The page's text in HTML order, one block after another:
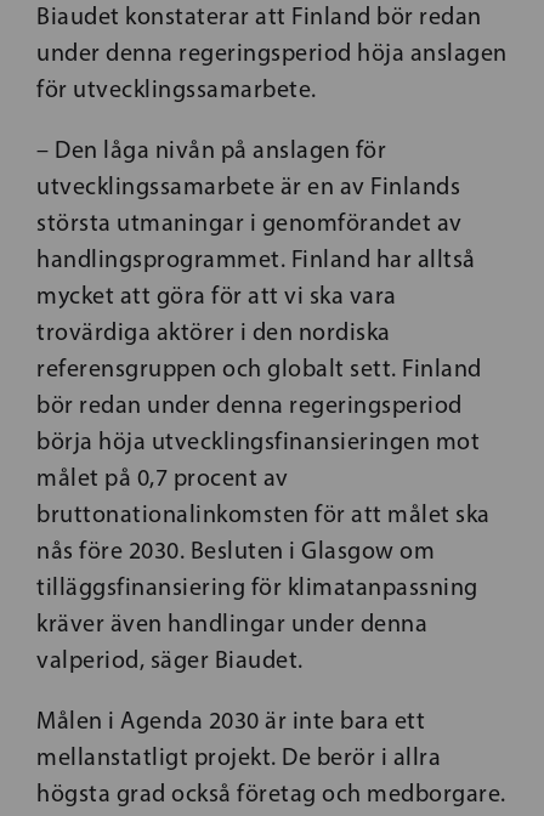
Biaudet konstaterar att Finland bör redan
under denna regeringsperiod höja anslagen
för utvecklingssamarbete.
– Den låga nivån på anslagen för
utvecklingssamarbete är en av Finlands
största utmaningar i genomförandet av
handlingsprogrammet. Finland har alltså
mycket att göra för att vi ska vara
trovärdiga aktörer i den nordiska
referensgruppen och globalt sett. Finland
bör redan under denna regeringsperiod
börja höja utvecklingsfinansieringen mot
målet på 0,7 procent av
bruttonationalinkomsten för att målet ska
nås före 2030. Besluten i Glasgow om
tilläggsfinansiering för klimatanpassning
kräver även handlingar under denna
valperiod, säger Biaudet.
Målen i Agenda 2030 är inte bara ett
mellanstatligt projekt. De berör i allra
högsta grad också företag och medborgare.